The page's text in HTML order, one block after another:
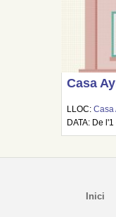
Casa
LLOC:Casa
DATA: De
Inici